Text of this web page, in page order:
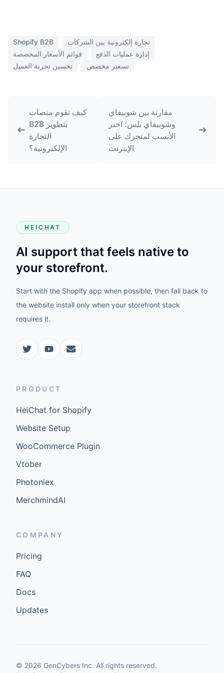
Shopify B2B
تجارة إلكترونية بين الشركات
قوائم الأسعار المخصصة
إدارة عمليات الدفع
تحسين تجربة العميل
تسعير مخصص
كيف تقوم منصات
B2B بتطوير
التجارة
الإلكترونية؟
مقارنة بين شوبيفاي
وشوبيفاي بلس: اختر
الأنسب لمتجرك على
الإنترنت
HEICHAT
AI support that feels native to
your storefront.
Start with the Shopify app when possible, then fall back to
the website install only when your storefront stack
requires it.
PRODUCT
HeiChat for Shopify
Website Setup
WooCommerce Plugin
Vtober
Photoniex
MerchmindAI
COMPANY
Pricing
FAQ
Docs
Updates
© 2026 GenCybers Inc. All rights reserved.